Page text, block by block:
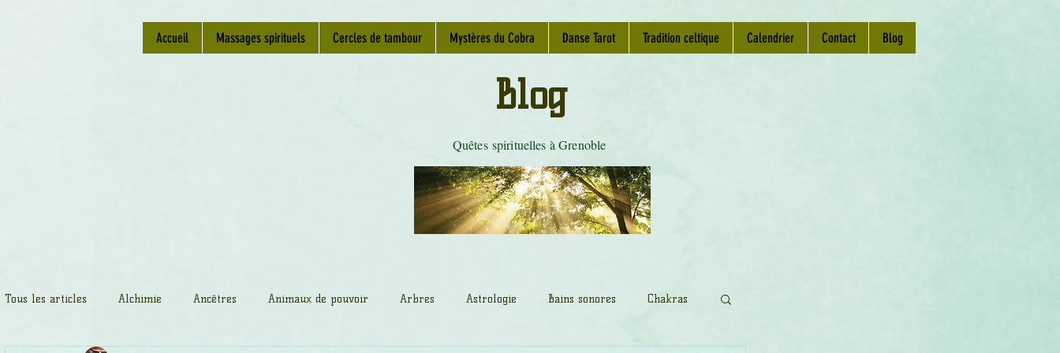
Accueil Massages spirituels Cercles de tambour Mystères du Cobra Danse Tarot Tradition celtique Calendrier Contact Blog
Quêtes spirituelles à Grenoble
Blog
Tous les articles Alchimie Ancêtres Animaux de pouvoir Arbres Astrologie Bains sonores Chakras